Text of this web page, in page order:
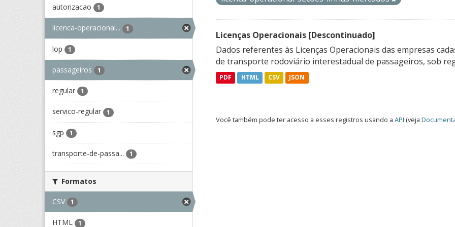
autorizacao 1
licenca-operacional... 1
lop 1
passageiros 1
regular 1
servico-regular 1
sgp 1
transporte-de-passa... 1
Formatos
CSV 1
HTML 1
Licenças Operacionais [Descontinuado]
Dados referentes às Licenças Operacionais das empresas
de transporte rodoviário interestadual de passageiros, sob
PDF HTML CSV JSON
Você também pode ter acesso a esses registros usando a API (veja